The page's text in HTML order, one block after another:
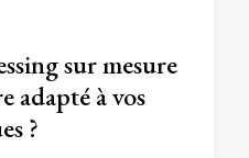
sur mesure
adapté à vos
?